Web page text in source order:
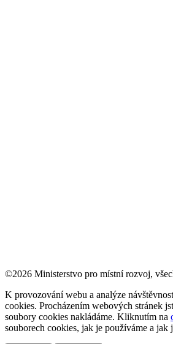
©2026 Ministerstvo pro místní rozvoj,
K provozování webu a analýze
cookies. Procházením webových stránek
soubory cookies nakládáme. Kliknutím na
souborech cookies, jak je používáme a jak